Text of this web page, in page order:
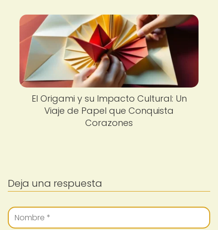
El Origami y su Impacto Cultural: Un
Viaje de Papel que Conquista
Corazones
Deja una respuesta